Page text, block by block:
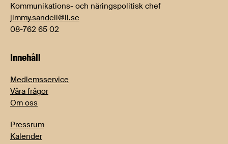
Kommunikations- och näringspolitisk chef
jimmy.sandell@li.se
08-762 65 02
Innehåll
Medlemsservice
Våra frågor
Om oss
Pressrum
Kalender